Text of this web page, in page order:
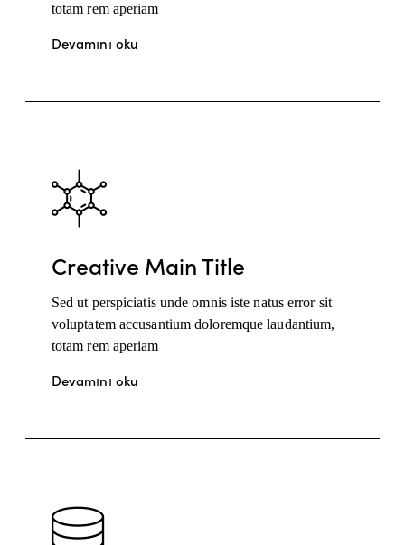
totam rem aperiam
Devamını oku
Creative Main Title
Sed ut perspiciatis unde omnis iste natus error sit
voluptatem accusantium doloremque laudantium,
totam rem aperiam
Devamını oku